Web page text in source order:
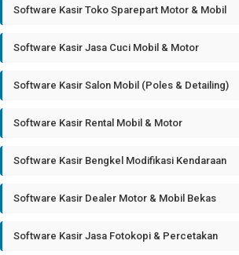
Software Kasir Toko Sparepart Motor & Mobil
Software Kasir Jasa Cuci Mobil & Motor
Software Kasir Salon Mobil (Poles & Detailing)
Software Kasir Rental Mobil & Motor
Software Kasir Bengkel Modifikasi Kendaraan
Software Kasir Dealer Motor & Mobil Bekas
Software Kasir Jasa Fotokopi & Percetakan